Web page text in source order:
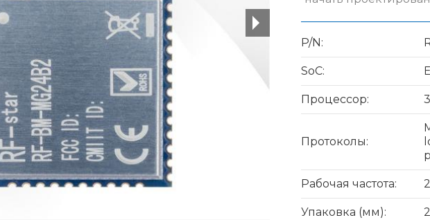
P/N:
SoC:
Процессор:
Протоколы:
Рабочая частота:
Упаковка (мм):